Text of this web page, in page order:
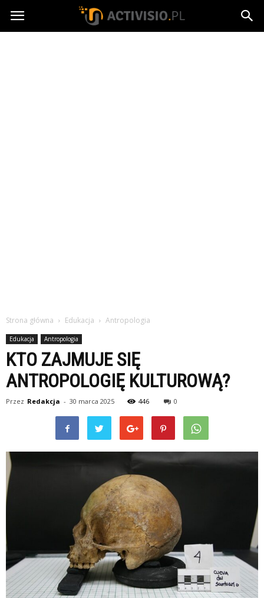
Activisio.pl
Strona główna Edukacja Antropologia
Edukacja Antropologia
KTO ZAJMUJE SIĘ
ANTROPOLOGIĘ KULTUROWĄ?
Przez Redakcja - 30 marca 2025 446 0